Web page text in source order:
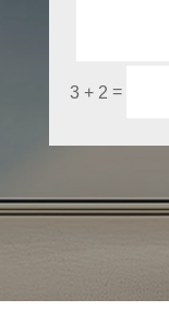
3 + 2 =